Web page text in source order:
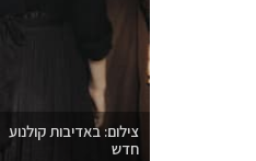
צילום: באדיבות קולנוע
חדש